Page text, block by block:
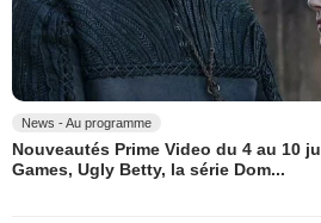
News - Au programme
Nouveautés Prime Video du 4 au 10
Games, Ugly Betty, la série Dom...